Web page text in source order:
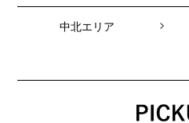
中北エリア